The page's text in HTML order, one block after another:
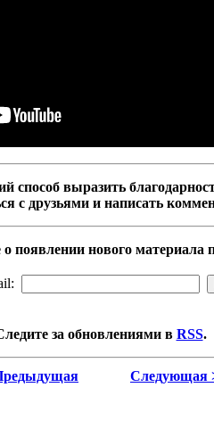
способ выразить
с друзьями и написать
о появлении нового материала
за обновлениями в RSS.
Следующая